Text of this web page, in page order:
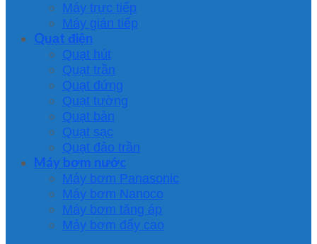
Máy trực tiếp
Máy gián tiếp
Quạt điện
Quạt hút
Quạt trần
Quạt đứng
Quạt tường
Quạt bàn
Quạt sạc
Quạt đảo trần
Máy bơm nước
Máy bơm Panasonic
Máy bơm Nanoco
Máy bơm tăng áp
Máy bơm đẩy cao